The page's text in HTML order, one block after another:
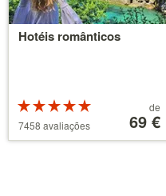
Hotéis românticos
Classificação:
5 de 5
estrelas
7458 avaliações partir
de
de
69 €